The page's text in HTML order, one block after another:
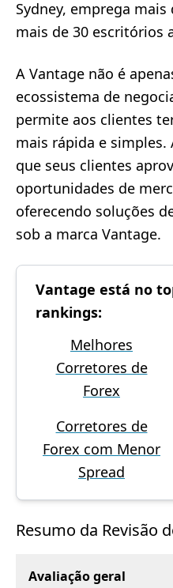
Sydney, emprega mais
mais de 30 escritórios
A Vantage não é
ecossistema de
permite aos clientes
mais rápida e
que seus clientes
oportunidades de
oferecendo soluções
sob a marca Vantage.
Vantage está no
rankings:
Melhores
Corretores de
Forex
Corretores de
Forex com Menor
Spread
Resumo da Revisão
Avaliação geral